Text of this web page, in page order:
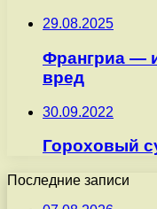
29.08.2025
Франгриа —
вред
30.09.2022
Гороховый
Последние записи